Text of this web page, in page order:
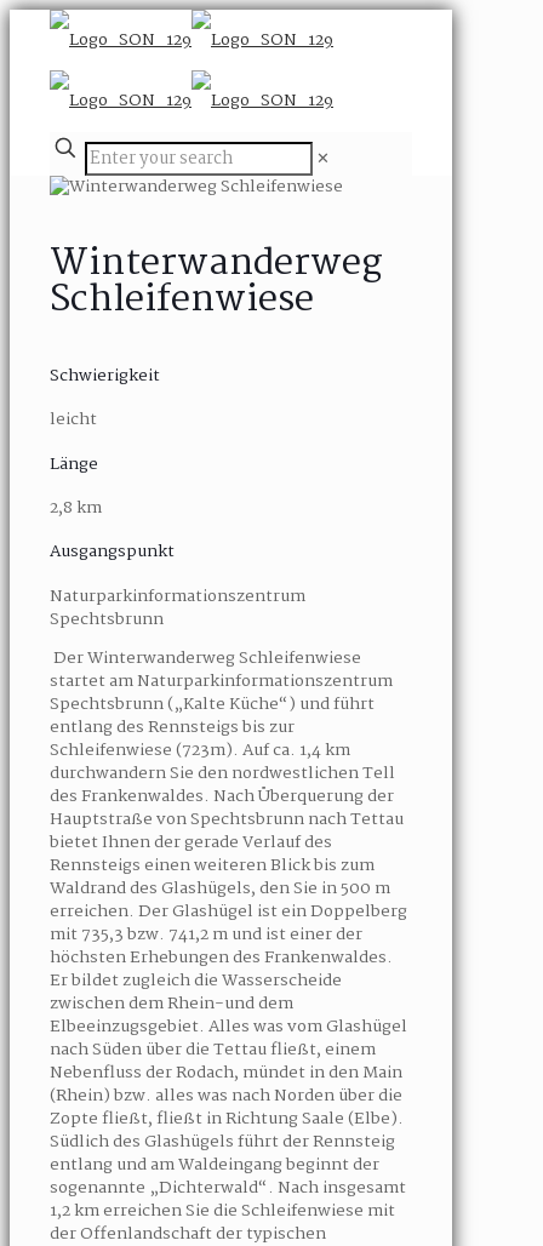
✕
Winterwanderweg
Schleifenwiese
Schwierigkeit
leicht
Länge
2,8 km
Ausgangspunkt
Naturparkinformationszentrum
Spechtsbrunn
Der Winterwanderweg Schleifenwiese
startet am Naturparkinformationszentrum
Spechtsbrunn („Kalte Küche“) und führt
entlang des Rennsteigs bis zur
Schleifenwiese (723m). Auf ca. 1,4 km
durchwandern Sie den nordwestlichen Tell
des Frankenwaldes. Nach Überquerung der
Hauptstraße von Spechtsbrunn nach Tettau
bietet Ihnen der gerade Verlauf des
Rennsteigs einen weiteren Blick bis zum
Waldrand des Glashügels, den Sie in 500 m
erreichen. Der Glashügel ist ein Doppelberg
mit 735,3 bzw. 741,2 m und ist einer der
höchsten Erhebungen des Frankenwaldes.
Er bildet zugleich die Wasserscheide
zwischen dem Rhein-und dem
Elbeeinzugsgebiet. Alles was vom Glashügel
nach Süden über die Tettau fließt, einem
Nebenfluss der Rodach, mündet in den Main
(Rhein) bzw. alles was nach Norden über die
Zopte fließt, fließt in Richtung Saale (Elbe).
Südlich des Glashügels führt der Rennsteig
entlang und am Waldeingang beginnt der
sogenannte „Dichterwald“. Nach insgesamt
1,2 km erreichen Sie die Schleifenwiese mit
der Offenlandschaft der typischen